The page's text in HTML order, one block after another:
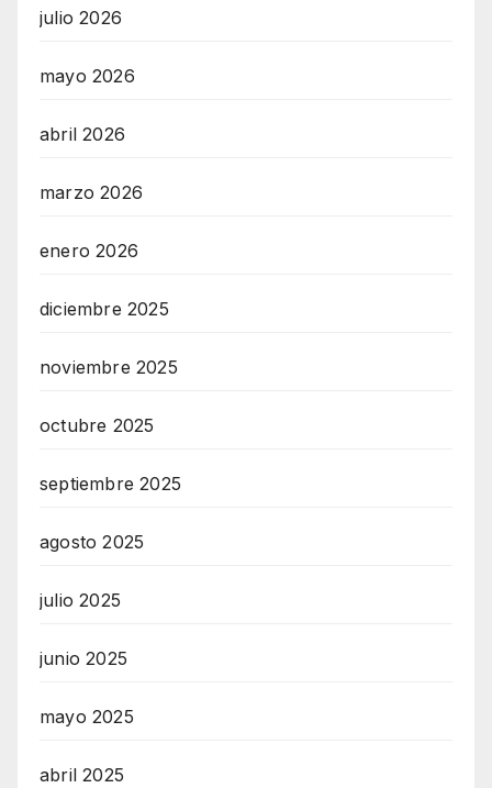
julio 2026
mayo 2026
abril 2026
marzo 2026
enero 2026
diciembre 2025
noviembre 2025
octubre 2025
septiembre 2025
agosto 2025
julio 2025
junio 2025
mayo 2025
abril 2025